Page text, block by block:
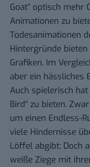
Goat“ optisch mehr
Animationen zu
Todesanimationen
Hintergründe
Grafiken. Im
aber ein hässliches
Auch spielerisch hat
Bird“ zu bieten.
um einen Endless-
viele Hindernisse
Löffel abgibt; Doch
weiße Ziege mit